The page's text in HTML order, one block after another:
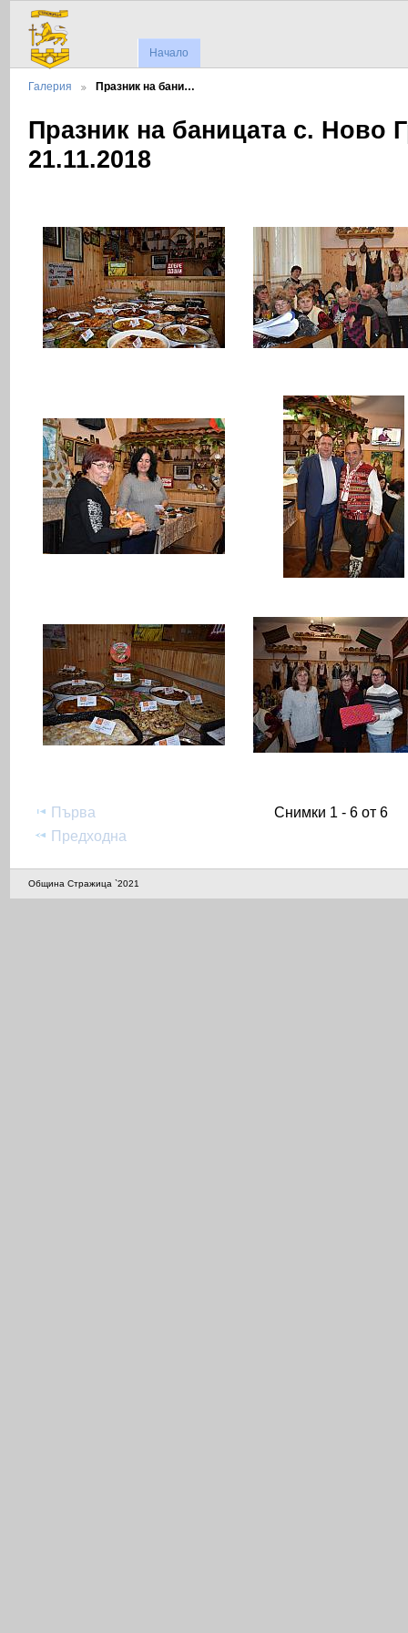
Начало
Галерия Празник на бани…
Празник на баницата с. Ново
21.11.2018
Първа
Предходна
Снимки 1 - 6 от 6
Община Стражица `2021